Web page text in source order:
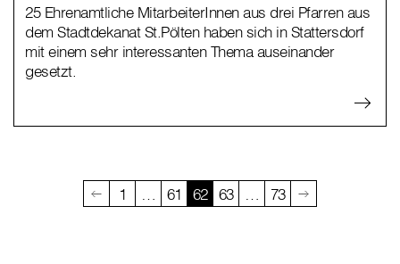
25 Ehrenamtliche MitarbeiterInnen aus drei Pfarren aus
dem Stadtdekanat St.Pölten haben sich in Stattersdorf
mit einem sehr interessanten Thema auseinander
gesetzt.
1 61 62 63 73